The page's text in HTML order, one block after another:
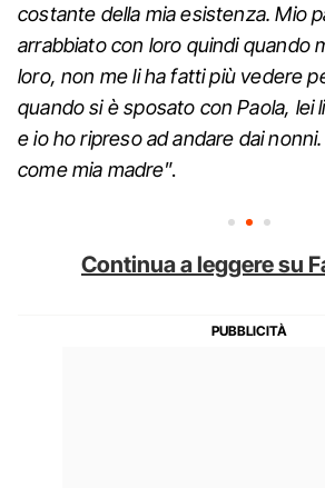
costante della mia esistenza. Mio
arrabbiato con loro quindi quando
loro, non me li ha fatti più vedere
quando si è sposato con Paola, lei
e io ho ripreso ad andare dai
come mia madre”.
Continua a leggere su